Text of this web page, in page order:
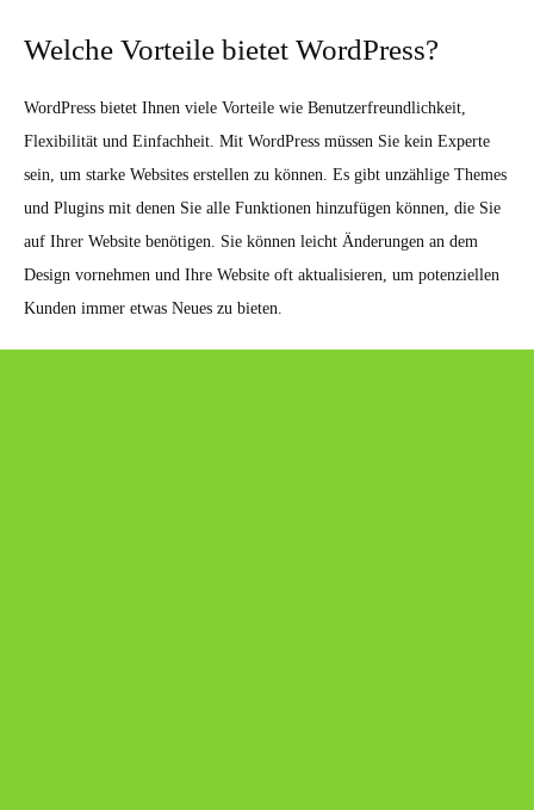
Welche Vorteile bietet WordPress?
WordPress bietet Ihnen viele Vorteile wie Benutzerfreundlichkeit,
Flexibilität und Einfachheit. Mit WordPress müssen Sie kein Experte
sein, um starke Websites erstellen zu können. Es gibt unzählige Themes
und Plugins mit denen Sie alle Funktionen hinzufügen können, die Sie
auf Ihrer Website benötigen. Sie können leicht Änderungen an dem
Design vornehmen und Ihre Website oft aktualisieren, um potenziellen
Kunden immer etwas Neues zu bieten.